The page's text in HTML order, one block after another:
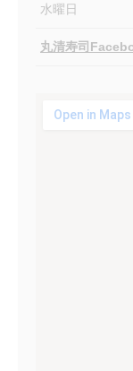
水曜日
丸清寿司